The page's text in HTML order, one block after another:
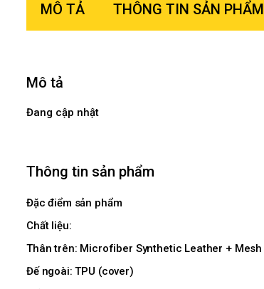
MÔ TẢ THÔNG TIN SẢN PHẨM
Mô tả
Đang cập nhật
Thông tin sản phẩm
Đặc điểm sản phẩm
Chất liệu:
Thân trên: Microfiber Synthetic Leather + Mesh
Đế ngoài: TPU (cover)